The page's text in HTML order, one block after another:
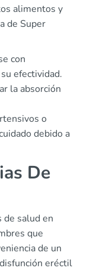
alimentos y
de Super
con
efectividad.
la absorción
o
debido a
De
de salud en
que
de un
eréctil